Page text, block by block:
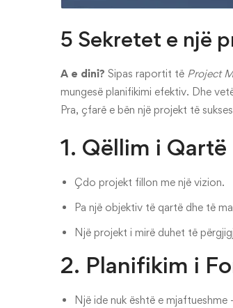
5 Sekretet e një
A e dini? Sipas raportit të Project
mungesë planifikimi efektiv. Dhe
Pra, çfarë e bën një projekt të
1. Qëllim i Qartë
Çdo projekt fillon me një vizion.
Pa një objektiv të qartë dhe të
Një projekt i mirë duhet të
2. Planifikim i
Një ide nuk është e